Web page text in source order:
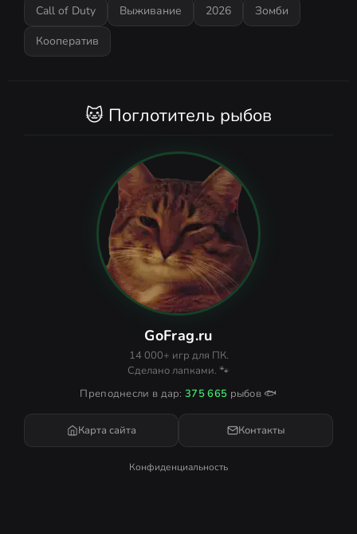
Call of Duty
Выживание 2026
Зомби
Кооператив
🐱 Поглотитель рыбов
GoFrag.ru
14 000+ игр для ПК.
Сделано лапками. 🐾
Преподнесли в дар:375 665 рыбов 🐟
Карта сайта Контакты
Конфиденциальность